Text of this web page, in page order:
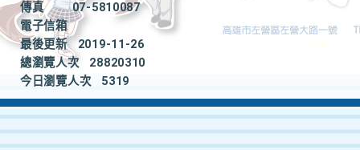
傳真
07-5810087
電子信箱
最後更新
2019-11-26
總瀏覽人次
28820310
今日瀏覽人次
5319